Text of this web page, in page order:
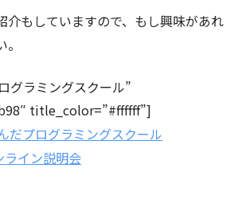
もしていますので、もし興味があれ
ラミングスクール”
title_color=”#ffffff”]
だプログラミングスクール
ライン説明会